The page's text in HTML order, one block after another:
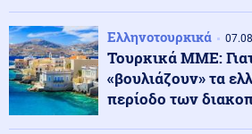
Καταγγελία για νυχτερινή
στρατευμάτων σε χωριό του
Ισραήλ
Ελληνοτουρκικά 08.08.2026 -
Ανάλυση: Η Ελληνική
συμφωνία Τουρκίας-
Ελληνοτουρκικά
Τουρκικά ΜΜΕ:
«βουλιάζουν» τα
περίοδο των